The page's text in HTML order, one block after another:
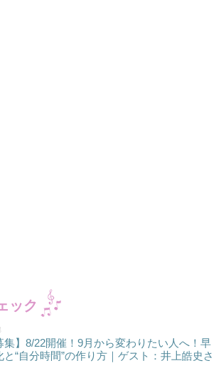
ック
集】8/22開催！9月から変わりたい人へ！早
と“自分時間”の作り方｜ゲスト：井上皓史さ